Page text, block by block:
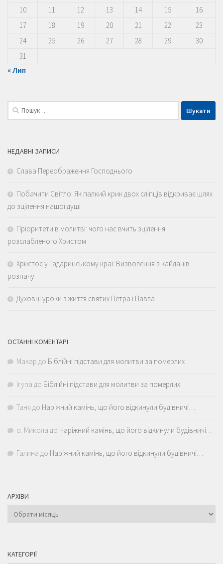
10
11 12 13 14 15
16
17
18 19 20 21 22
23
24
25 26 27 28 29
30
31
« Лип
Пошук:
НЕДАВНІ ЗАПИСИ
Слава Переображення Господнього
Побачити Світло: Як палкий крик двох сліпців відкриває шлях
до зцілення нашої душі
Пріоритети в молитві: чого нас вчить зцілення
розслабленого Христом
Христос у Гадаринському краї: Визволення з кайданів
розпачу
Духовні уроки з життя святих Петра і Павла
ОСТАННІ КОМЕНТАРІ
Макар до Біблійні підстави для молитви за померлих
Iryna до Біблійні підстави для молитви за померлих
Таня до Наріжний камінь, що його відкинули будівничі…
о. Микола до Наріжний камінь, що його відкинули будівничі…
Галина до Наріжний камінь, що його відкинули будівничі…
АРХІВИ
Архіви
КАТЕГОРІЇ